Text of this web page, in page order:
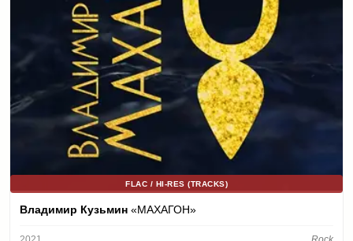
FLAC / HI-RES (TRACKS)
Владимир Кузьмин «MАХАГОН»